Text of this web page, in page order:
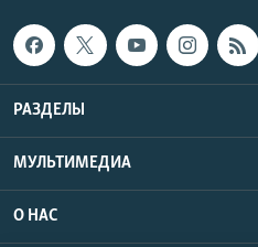
РАЗДЕЛЫ
МУЛЬТИМЕДИА
О НАС